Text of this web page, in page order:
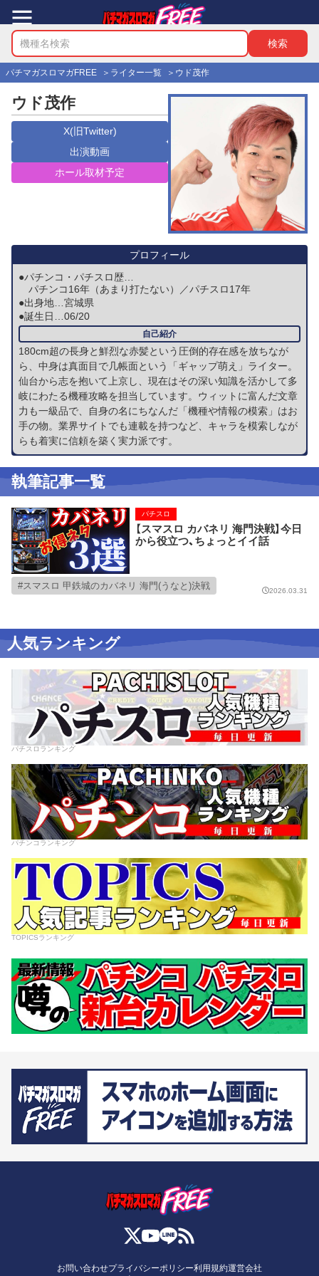
パチマガスロマガFREE ライター一覧 ウド茂作
ウド茂作
X(旧Twitter)
出演動画
ホール取材予定
プロフィール
●パチンコ・パチスロ歴…
パチンコ16年（あまり打たない）／パチスロ17年
●出身地… 宮城県
●誕生日… 06/20
180cm超の長身と鮮烈な赤髪という圧倒的存在感を放ちなが
ら、中身は真面目で几帳面という「ギャップ萌え」ライター。
仙台から志を抱いて上京し、現在はその深い知識を活かして多
岐にわたる機種攻略を担当しています。ウィットに富んだ文章
力も一級品で、自身の名にちなんだ「機種や情報の模索」はお
手の物。業界サイトでも連載を持つなど、キャラを模索しなが
らも着実に信頼を築く実力派です。
執筆記事一覧
【スマスロ カバネリ 海門決戦】今日
から役立つ、ちょっとイイ話
パチスロ
スマスロ 甲鉄城のカバネリ 海門(うなと)決戦 2026.03.31
人気ランキング
パチスロランキング
パチンコランキング
TOPICSランキング
お問い合わせプライバシーポリシー利用規約運営会社